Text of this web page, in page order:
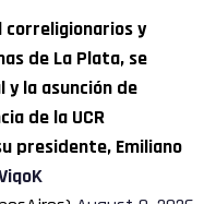
correligionarios y
de La Plata, se
y la asunción de
de la UCR
presidente, Emiliano